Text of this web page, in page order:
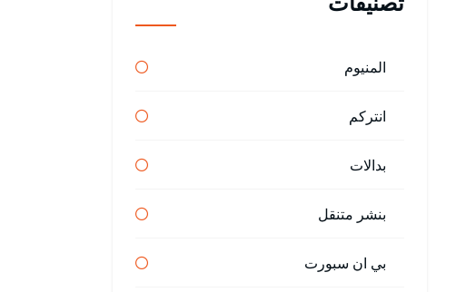
المنيوم
انتركم
بدالات
بنشر متنقل
بي ان سبورت